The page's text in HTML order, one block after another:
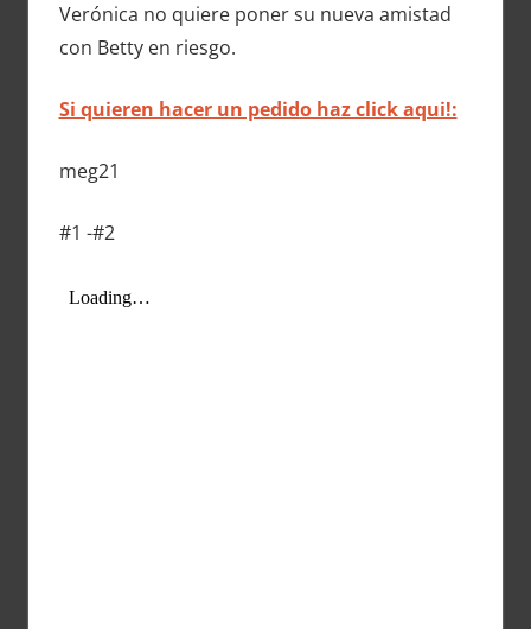
Verónica no quiere poner su nueva amistad
con Betty en riesgo.
Si quieren hacer un pedido haz click aqui!:
meg21
#1 -#2